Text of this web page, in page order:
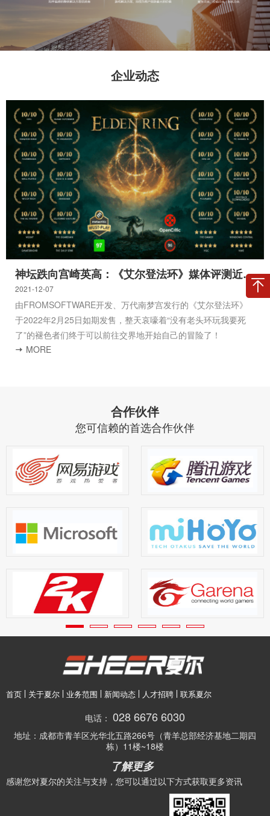
企业动态
神坛跌向宫崎英高：《艾尔登法环》媒体评测近半满分
2021-12-07
由FROMSOFTWARE开发、万代南梦宫发行的《艾尔登法环》
于2022年2月25日如期发售，整天哀嚎着“没有老头环玩我要死
了”的褪色者们终于可以前往交界地开始自己的冒险了！
MORE
合作伙伴
您可信赖的首选合作伙伴
首页 关于夏尔 业务范围 新闻动态 人才招聘 联系夏尔
电话： 028 6676 6030
地址： 成都市青羊区光华北五路266号（青羊总部经济基地二期四
栋）11楼~18楼
了解更多
感谢您对夏尔的关注与支持，您可以通过以下方式获取更多资讯